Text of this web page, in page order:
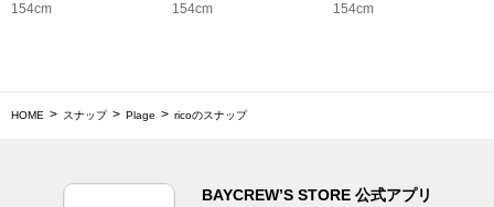
154cm
154cm
154cm
HOME スナップ Plage ricoのスナップ
BAYCREW’S STORE 公式アプリ